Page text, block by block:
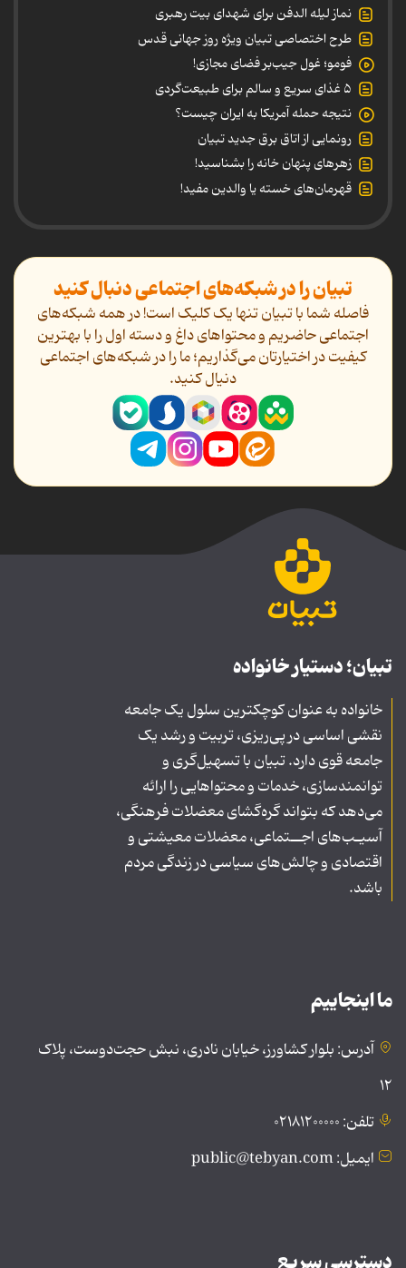
نماز لیله الدفن برای شهدای بیت رهبری
طرح اختصاصی تبیان ویژه روز جهانی قدس
فومو؛ غول جیب‌بر فضای مجازی!
۵ غذای سریع و سالم برای طبیعت‌گردی
نتیجه حمله آمریکا به ایران چیست؟
رونمایی از اتاق برق جدید تبیان
زهرهای پنهان خانه را بشناسید!
قهرمان‌های خسته یا والدین مفید!
تبیان را در شبکه‌های اجتماعی دنبال کنید
فاصله شما با تبیان تنها یک کلیک است! در همه شبکه‌های
اجتماعی حاضریم و محتواهای داغ و دسته اول را با بهترین
کیفیت در اختیارتان می‌گذاریم؛ ما را در شبکه‌های اجتماعی
دنیال کنید.
تبیان؛ دستیار خانواده
خانواده به عنوان کوچکترین سلول یک جامعه
نقشی اساسی در پی‌ریزی، تربیت و رشد یک
جامعه قوی دارد. تبیان با تسهیل‌گری و
توانمندسازی، خدمات و محتواهایی را ارائه
می‌دهد که بتواند گره‌گشای معضلات فرهنگی،
آسیـب‌های اجــتماعی، معضلات معیشتی و
اقتصادی و چالش‌های سیاسی در زندگی مردم
باشد.
ما اینجاییم
آدرس: بلوار کشاورز، خیابان نادری، نبش حجت‌دوست، پلاک
۱۲
تلفن: ۰۲۱۸۱۲۰۰۰۰۰
ایمیل: public@tebyan.com